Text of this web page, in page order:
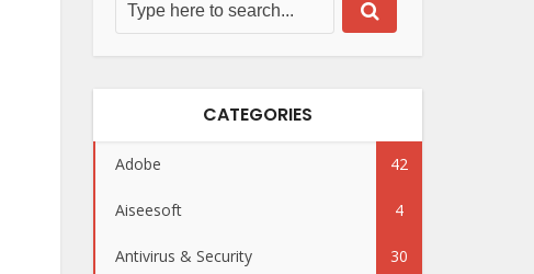
CATEGORIES
Adobe 42
Aiseesoft 4
Antivirus & Security 30